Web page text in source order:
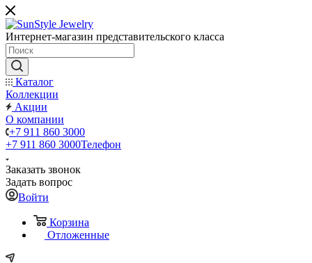
Интернет-магазин представительского класса
Каталог
Коллекции
Акции
О компании
+7 911 860 3000
+7 911 860 3000Телефон
Заказать звонок
Задать вопрос
Войти
Корзина
Отложенные